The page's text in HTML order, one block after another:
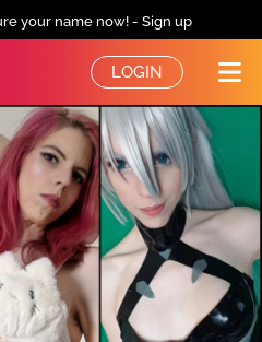
your name now! - Sign up
LOGIN